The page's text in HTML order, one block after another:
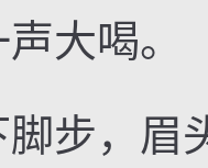
大喝。
，眉